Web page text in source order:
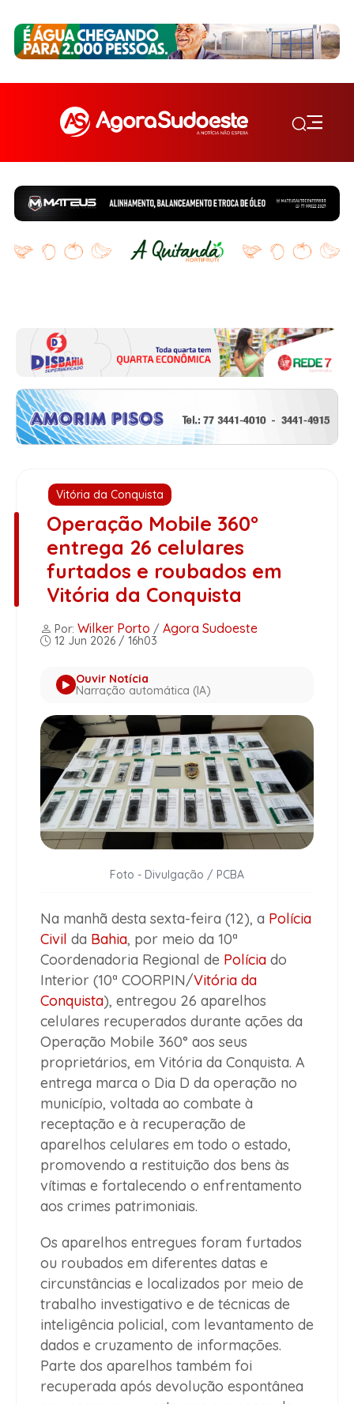
Vitória da Conquista
Operação Mobile 360°
entrega 26 celulares
furtados e roubados em
Vitória da Conquista
Por: Wilker Porto / Agora Sudoeste
12 Jun 2026 / 16h03
Ouvir Notícia
Narração automática (IA)
Foto - Divulgação / PCBA
Na manhã desta sexta-feira (12), a Polícia
Civil da Bahia, por meio da 10ª
Coordenadoria Regional de Polícia do
Interior (10ª COORPIN/Vitória da
Conquista), entregou 26 aparelhos
celulares recuperados durante ações da
Operação Mobile 360° aos seus
proprietários, em Vitória da Conquista. A
entrega marca o Dia D da operação no
município, voltada ao combate à
receptação e à recuperação de
aparelhos celulares em todo o estado,
promovendo a restituição dos bens às
vítimas e fortalecendo o enfrentamento
aos crimes patrimoniais.
Os aparelhos entregues foram furtados
ou roubados em diferentes datas e
circunstâncias e localizados por meio de
trabalho investigativo e de técnicas de
inteligência policial, com levantamento de
dados e cruzamento de informações.
Parte dos aparelhos também foi
recuperada após devolução espontânea